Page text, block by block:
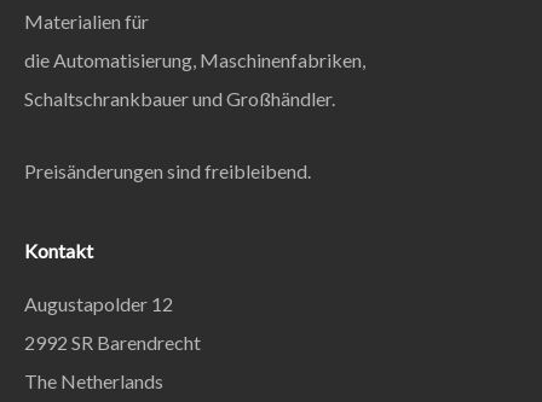
Materialien für
die Automatisierung, Maschinenfabriken,
Schaltschrankbauer und Großhändler.
Preisänderungen sind freibleibend.
Kontakt
Augustapolder 12
2992 SR Barendrecht
The Netherlands